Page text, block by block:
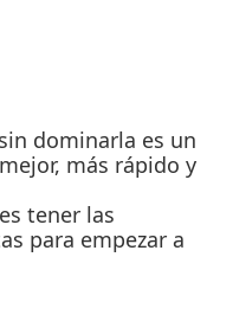
dominarla es un
más rápido y
tener las
para empezar a